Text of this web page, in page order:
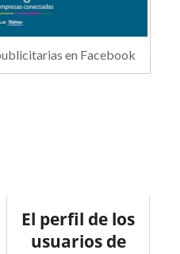
en Facebook
El perfil de los
usuarios de